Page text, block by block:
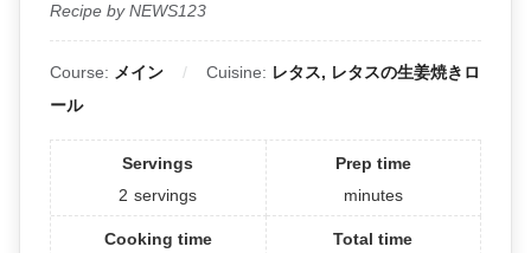
Recipe by NEWS123
Course: メイン Cuisine: レタス, レタスの生姜焼きロ
ール
Servings
2 servings
Prep time
minutes
Cooking time
Total time